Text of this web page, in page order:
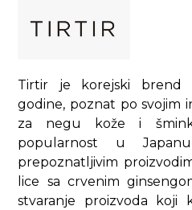
Tirtir je korejski brend
godine, poznat po svojim
za negu kože i
popularnost u
prepoznatljivim
lice sa crvenim
stvaranje proizvoda koji